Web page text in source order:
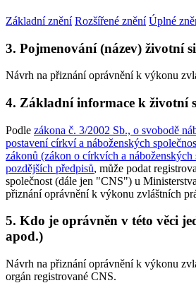
Základní znění Rozšířené znění Úplné
3. Pojmenování (název) životní
Návrh na přiznání oprávnění k výkonu
4. Základní informace k životní
Podle zákona č. 3/2002 Sb., o svobodě
postavení církví a náboženských
zákonů (zákon o církvích a náboženských
pozdějších předpisů, může podat
společnost (dále jen "CNS") u
přiznání oprávnění k výkonu zvláštních
5. Kdo je oprávněn v této věci
apod.)
Návrh na přiznání oprávnění k výkonu
orgán registrované CNS.